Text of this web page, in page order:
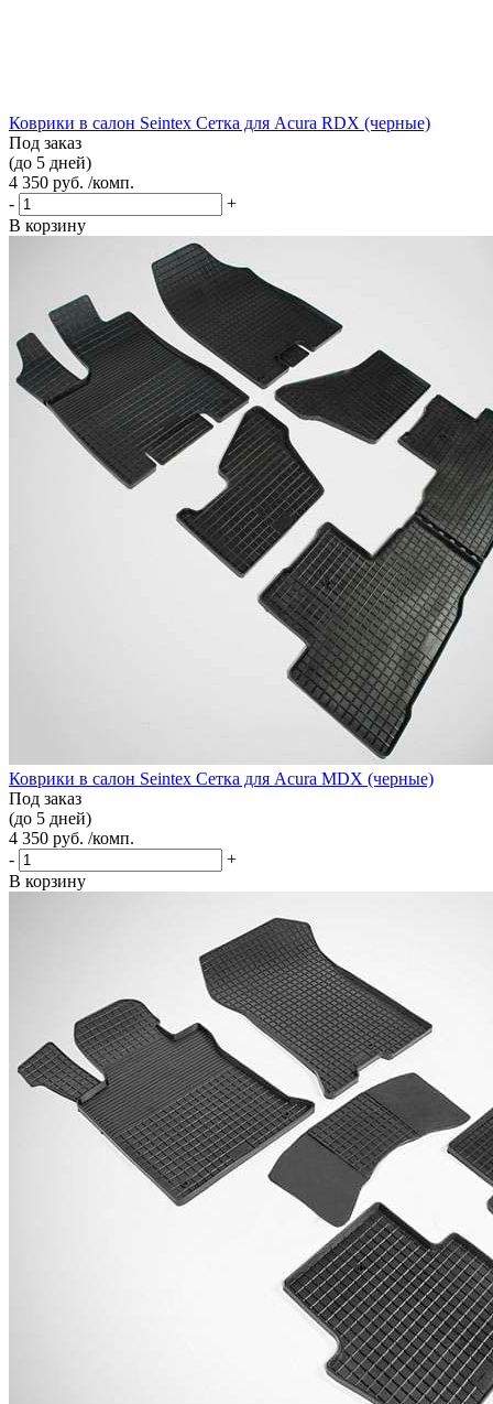
Коврики в салон Seintex Сетка для Acura RDX (черные)
Под заказ
(до 5 дней)
4 350 руб. /комп.
-
+
В корзину
Коврики в салон Seintex Сетка для Acura MDX (черные)
Под заказ
(до 5 дней)
4 350 руб. /комп.
-
+
В корзину